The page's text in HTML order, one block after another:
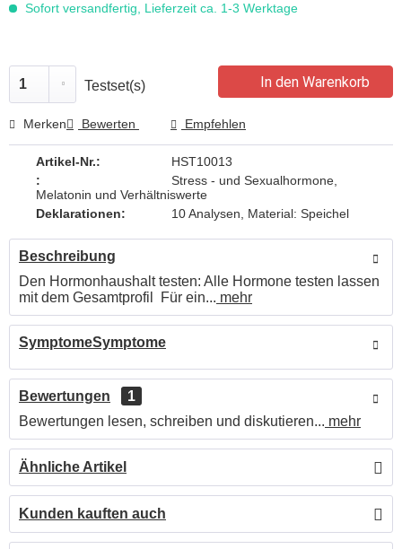
Sofort versandfertig, Lieferzeit ca. 1-3 Werktage
Testset(s) In den Warenkorb
Merken Bewerten Empfehlen
Artikel-Nr.:
HST10013
:
Stress - und Sexualhormone,
Melatonin und Verhältniswerte
Deklarationen:
10 Analysen, Material: Speichel
Beschreibung
Den Hormonhaushalt testen: Alle Hormone testen lassen
mit dem Gesamtprofil Für ein... mehr
SymptomeSymptome
Bewertungen
1
Bewertungen lesen, schreiben und diskutieren... mehr
Ähnliche Artikel
Kunden kauften auch